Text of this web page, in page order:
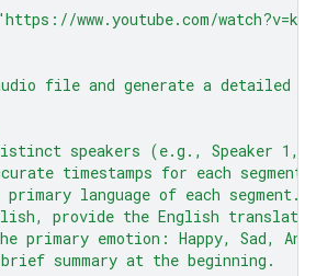
www.youtube.com/watch?v=ku-
file and generate a detailed
speakers (e.g., Speaker 1,
timestamps for each segment
primary language of each segment.
provide the English
primary emotion: Happy, Sad,
summary at the beginning.